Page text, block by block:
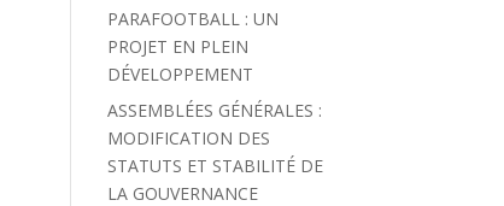
PARAFOOTBALL : UN
PROJET EN PLEIN
DÉVELOPPEMENT
ASSEMBLÉES GÉNÉRALES :
MODIFICATION DES
STATUTS ET STABILITÉ DE
LA GOUVERNANCE